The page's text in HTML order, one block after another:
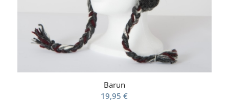
Barun
19,95€